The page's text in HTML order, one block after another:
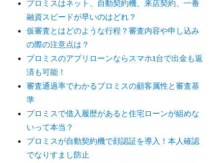
プロミスはネット、自動契約機、来店契約、一番
融資スピードが早いのはどれ？
仮審査とはどのような行程？審査内容や申し込み
の際の注意点は？
プロミスのアプリローンならスマホ1台で出金も返
済も可能！
審査通過率でわかるプロミスの顧客属性と審査基
準
プロミスで借入履歴があると住宅ローンが組めな
いって本当？
プロミスが自動契約機で顔認証を導入！本人確認
でなりすまし防止